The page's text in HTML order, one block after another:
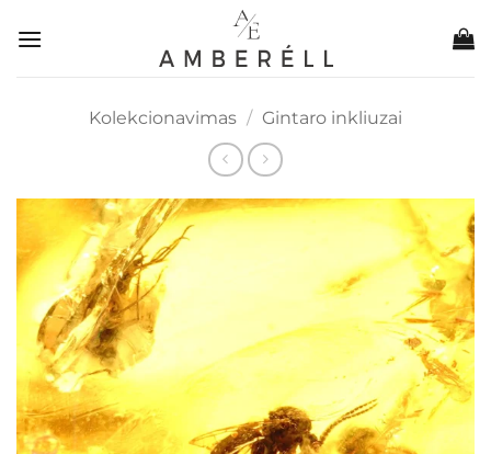
Kolekcionavimas / Gintaro inkliuzai